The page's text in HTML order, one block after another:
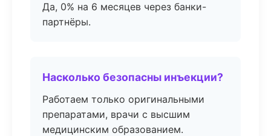
Да, 0% на 6 месяцев через банки-
партнёры.
Насколько безопасны инъекции?
Работаем только оригинальными
препаратами, врачи с высшим
медицинским образованием.